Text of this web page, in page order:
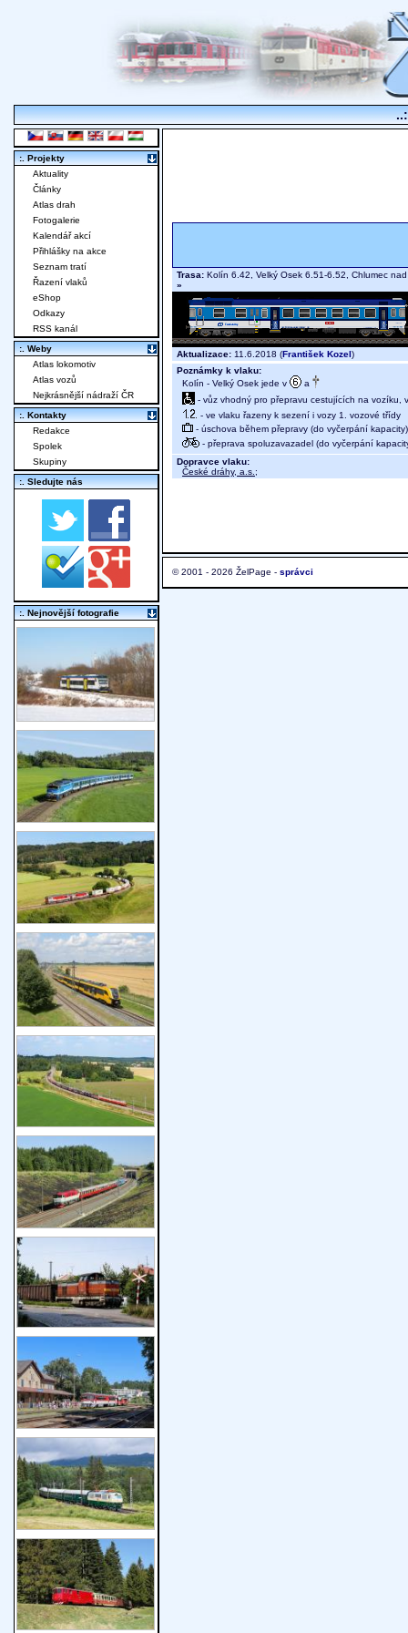
Trasa: Kolín 6.42, Velký Osek 6.51-6.52, Chlumec
»
Aktualizace: 11.6.2018 (František Kozel)
Poznámky k vlaku:
Kolín - Velký Osek jede v
a
- vůz vhodný pro přepravu cestujících na vozíku,
- ve vlaku řazeny k sezení i vozy 1. vozové třídy
- úschova během přepravy (do vyčerpání kapacity)
- přeprava spoluzavazadel (do vyčerpání
Dopravce vlaku:
České dráhy, a.s. ;
© 2001 - 2026 ŽelPage - správci
:. Projekty
Aktuality
Články
Atlas drah
Fotogalerie
Kalendář akcí
Přihlášky na akce
Seznam tratí
Řazení vlaků
eShop
Odkazy
RSS kanál
:. Weby
Atlas lokomotiv
Atlas vozů
Nejkrásnější nádraží ČR
:. Kontakty
Redakce
Spolek
Skupiny
:. Sledujte nás
:. Nejnovější fotografie